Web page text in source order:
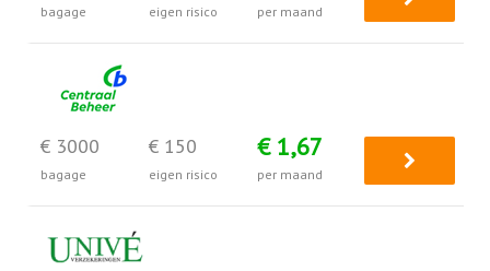
bagage eigen risico per maand
€ 3000
bagage
€ 150
eigen risico
€ 1,67
per maand